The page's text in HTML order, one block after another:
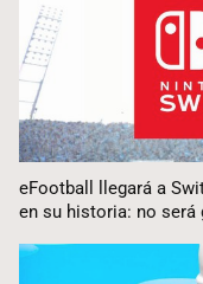
eFootball llegará a
en su historia: no será